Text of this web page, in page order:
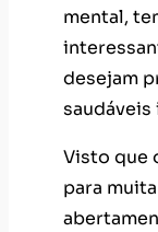
mental,
desejam
Visto que
para